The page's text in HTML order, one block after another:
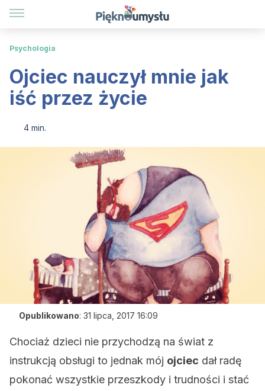
Psychologia
Ojciec nauczył mnie jak
iść przez życie
4 min.
Opublikowano: 31 lipca, 2017 16:09
Chociaż dzieci nie przychodzą na świat z
instrukcją obsługi to jednak mój ojciec dał radę
pokonać wszystkie przeszkody i trudności i stać